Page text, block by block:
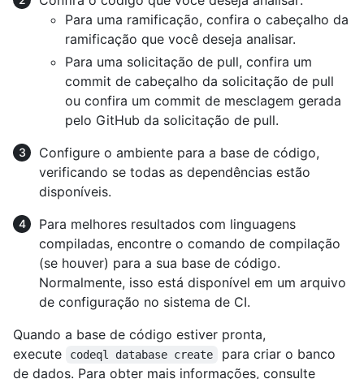
Para uma ramificação, confira o cabeçalho da
ramificação que você deseja analisar.
Para uma solicitação de pull, confira um
commit de cabeçalho da solicitação de pull
ou confira um commit de mesclagem gerada
pelo GitHub da solicitação de pull.
Configure o ambiente para a base de código,
verificando se todas as dependências estão
disponíveis.
Para melhores resultados com linguagens
compiladas, encontre o comando de compilação
(se houver) para a sua base de código.
Normalmente, isso está disponível em um arquivo
de configuração no sistema de CI.
Quando a base de código estiver pronta,
execute
codeql database create
para criar o banco
de dados. Para obter mais informações, consulte